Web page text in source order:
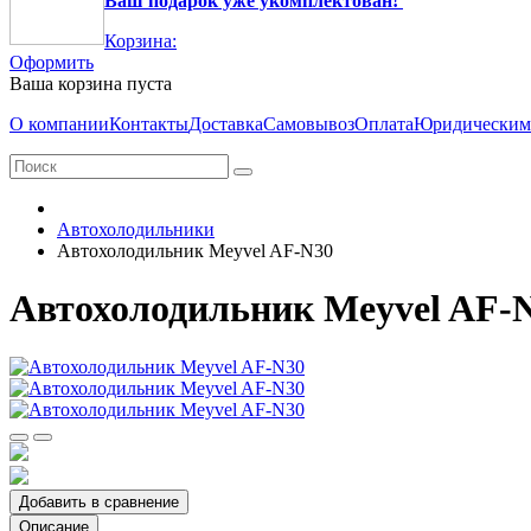
Корзина:
Оформить
Ваша корзина пуста
О компанииКонтактыДоставкаСамовывозОплата
Автохолодильники
Автохолодильник Meyvel AF-N30
Автохолодильник Meyvel AF-
Добавить в сравнение
Описание